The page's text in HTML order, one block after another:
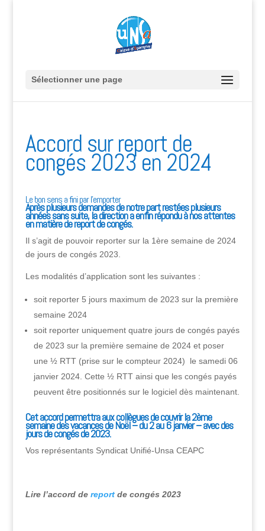
Sélectionner une page
Accord sur report de
congés 2023 en 2024
Le bon sens a fini par l’emporter
Après plusieurs demandes de notre part restées plusieurs
années sans suite, la direction a enfin répondu à nos attentes
en matière de report de congés.
Il s’agit de pouvoir reporter sur la 1ère semaine de 2024
de jours de congés 2023.
Les modalités d’application sont les suivantes :
soit reporter 5 jours maximum de 2023 sur la première
semaine 2024
soit reporter uniquement quatre jours de congés payés
de 2023 sur la première semaine de 2024 et poser
une ½ RTT (prise sur le compteur 2024) le samedi 06
janvier 2024. Cette ½ RTT ainsi que les congés payés
peuvent être positionnés sur le logiciel dès maintenant.
Cet accord permettra aux collègues de couvrir la 2ème
semaine des vacances de Noël – du 2 au 6 janvier – avec des
jours de congés de 2023.
Vos représentants Syndicat Unifié-Unsa CEAPC
Lire l’accord de reportde congés 2023